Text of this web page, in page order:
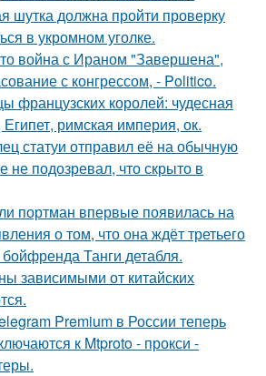
шутка должна пройти проверку
в укромном уголке.
война с Ираном "Завершена",
с конгрессом, - Politico.
французских королей: чудесная
римская империя, ок.
статуи отправил её на обычную
не подозревал, что скрыто в
портман впервые появилась на
о том, что она ждёт третьего
Танги детабля.
зависимыми от китайских
Premium в России теперь
к Mtproto - прокси -